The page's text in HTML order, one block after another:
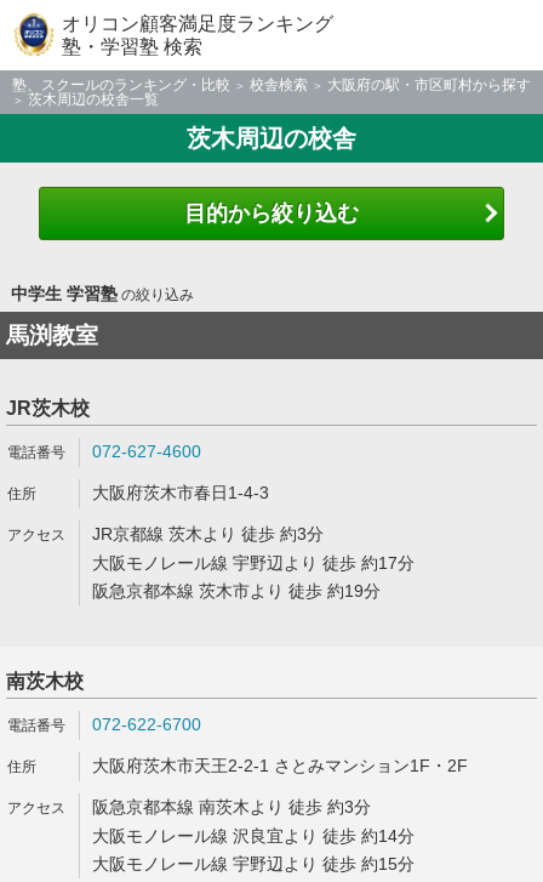
オリコン顧客満足度ランキング
塾・学習塾 検索
塾、スクールのランキング・比較 校舎検索
大阪府の駅・市区町村から探す
茨木周辺の校舎一覧
茨木周辺の校舎
目的から絞り込む
中学生 学習塾の絞り込み
馬渕教室
JR茨木校
072-627-4600
大阪府茨木市春日1-4-3
JR京都線 茨木より 徒歩 約3分
大阪モノレール線 宇野辺より 徒歩 約17分
阪急京都本線 茨木市より 徒歩 約19分
南茨木校
072-622-6700
大阪府茨木市天王2-2-1 さとみマンション1F・2F
阪急京都本線 南茨木より 徒歩 約3分
大阪モノレール線 沢良宜より 徒歩 約14分
大阪モノレール線 宇野辺より 徒歩 約15分